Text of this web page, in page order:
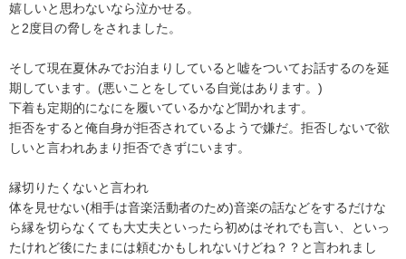
嬉しいと思わないなら泣かせる。
と2度目の脅しをされました。
そして現在夏休みでお泊まりしていると嘘をついてお話するのを延
期しています。(悪いことをしている自覚はあります。)
下着も定期的になにを履いているかなど聞かれます。
拒否をすると俺自身が拒否されているようで嫌だ。拒否しないで欲
しいと言われあまり拒否できずにいます。
縁切りたくないと言われ
体を見せない(相手は音楽活動者のため)音楽の話などをするだけな
ら縁を切らなくても大丈夫といったら初めはそれでも言い、といっ
たけれど後にたまには頼むかもしれないけどね？？と言われまし